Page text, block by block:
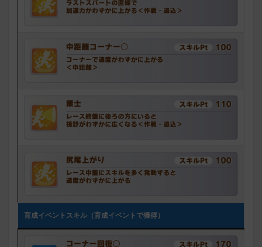
育成イベントスキル（育成イベントで獲得）